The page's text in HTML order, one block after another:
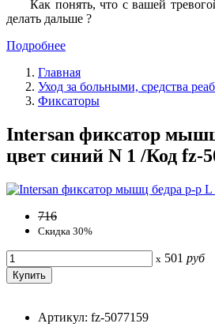
Как понять, что с вашей
делать дальше ?
Подробнее
Главная
Уход за больными, средства
Фиксаторы
Intersan фиксатор
цвет синий N 1 /Код fz-
716
Скидка 30%
x 501 руб
Артикул: fz-5077159